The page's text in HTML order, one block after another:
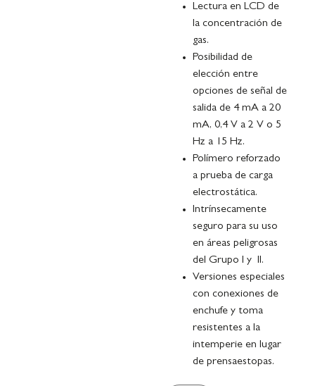
Lectura en LCD de
la concentración de
gas.
Posibilidad de
elección entre
opciones de señal de
salida de 4 mA a 20
mA, 0,4 V a 2 V o 5
Hz a 15 Hz.
Polímero reforzado
a prueba de carga
electrostática.
Intrínsecamente
seguro para su uso
en áreas peligrosas
del Grupo I y II.
Versiones especiales
con conexiones de
enchufe y toma
resistentes a la
intemperie en lugar
de prensaestopas.